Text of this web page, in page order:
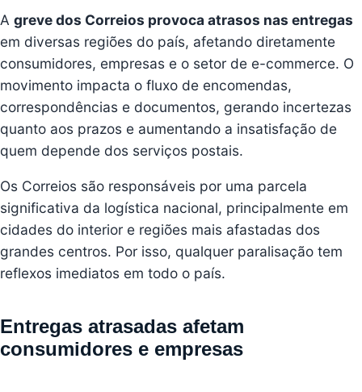
A greve dos Correios provoca atrasos nas entregas
em diversas regiões do país, afetando diretamente
consumidores, empresas e o setor de e-commerce. O
movimento impacta o fluxo de encomendas,
correspondências e documentos, gerando incertezas
quanto aos prazos e aumentando a insatisfação de
quem depende dos serviços postais.
Os Correios são responsáveis por uma parcela
significativa da logística nacional, principalmente em
cidades do interior e regiões mais afastadas dos
grandes centros. Por isso, qualquer paralisação tem
reflexos imediatos em todo o país.
Entregas atrasadas afetam
consumidores e empresas